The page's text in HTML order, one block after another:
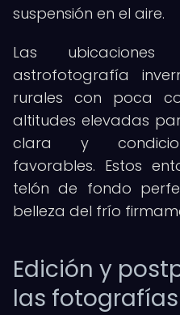
suspensión en el aire.
Las
astrofotografía
rurales con poca
altitudes elevadas
clara y
favorables. Estos
telón de fondo
belleza del frío
Edición y
las